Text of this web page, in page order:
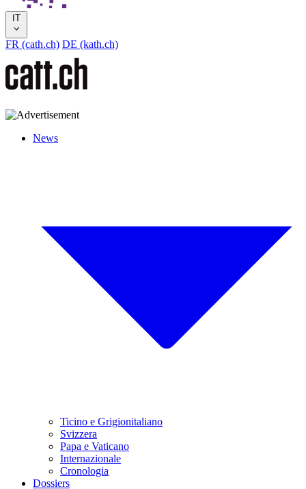
IT
FR (cath.ch) DE (kath.ch)
News
Ticino e Grigionitaliano
Svizzera
Papa e Vaticano
Internazionale
Cronologia
Dossiers